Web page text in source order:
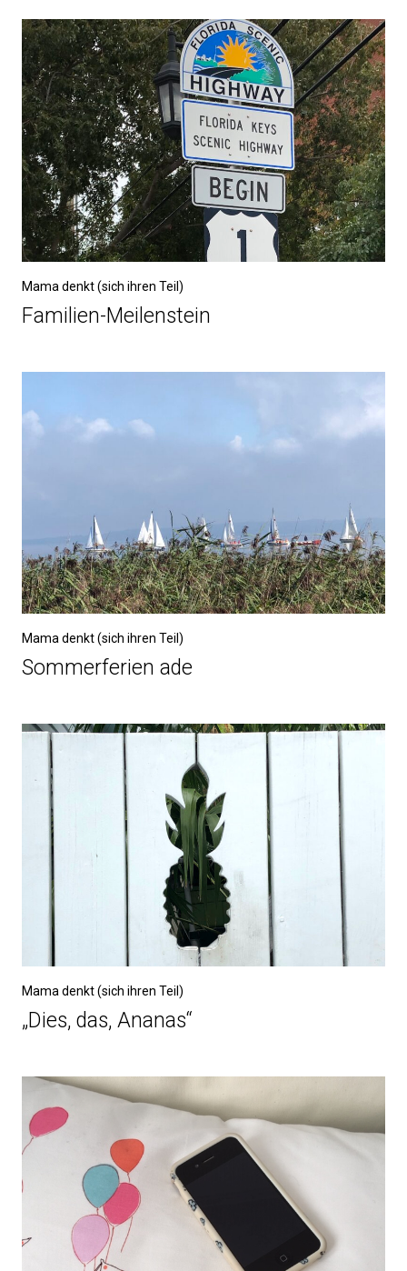
Mama denkt (sich ihren Teil)
Familien-Meilenstein
Mama denkt (sich ihren Teil)
Sommerferien ade
Mama denkt (sich ihren Teil)
„Dies, das, Ananas“